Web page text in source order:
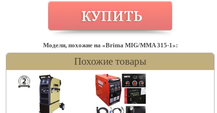
Модели, похожие на «Brima MIG/MMA 315-1»:
Похожие товары